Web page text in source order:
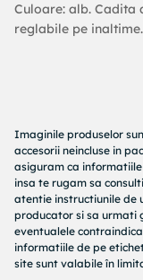
Culoare: alb. Cadita
reglabile pe inaltime.
Imaginile produselor
accesorii neincluse in
asiguram ca
insa te rugam sa
atentie instructiunile de
producator si sa urmati
eventualele
informatiile de pe
site sunt valabile în